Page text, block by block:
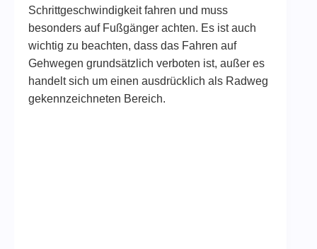
Schrittgeschwindigkeit fahren und muss
besonders auf Fußgänger achten. Es ist auch
wichtig zu beachten, dass das Fahren auf
Gehwegen grundsätzlich verboten ist, außer es
handelt sich um einen ausdrücklich als Radweg
gekennzeichneten Bereich.